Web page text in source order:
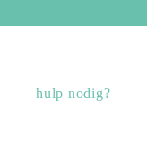
hulp nodig?